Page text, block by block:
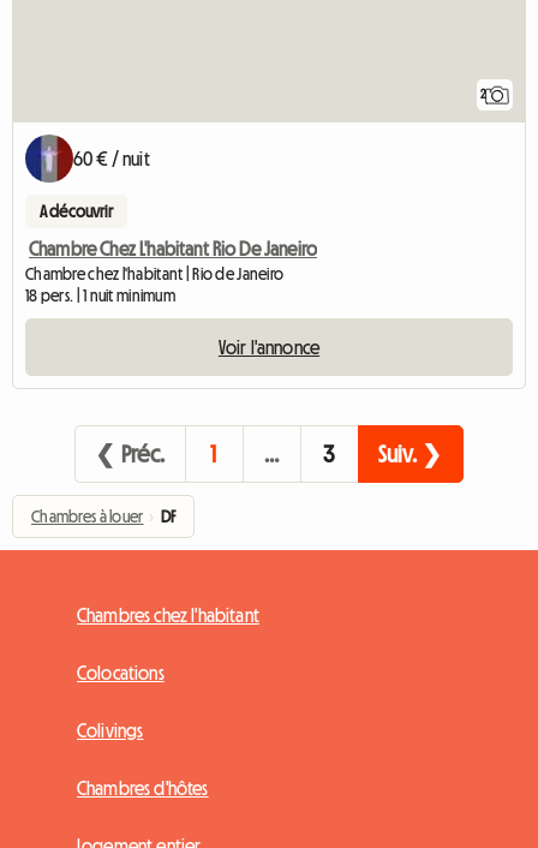
2
60 € / nuit
A découvrir
Chambre Chez L'habitant Rio De Janeiro
Chambre chez l'habitant | Rio de Janeiro
18 pers. | 1 nuit minimum
Voir l'annonce
❮ Préc. 1 … 3 Suiv. ❯
Chambres à louer › DF
Chambres chez l'habitant
Colocations
Colivings
Chambres d'hôtes